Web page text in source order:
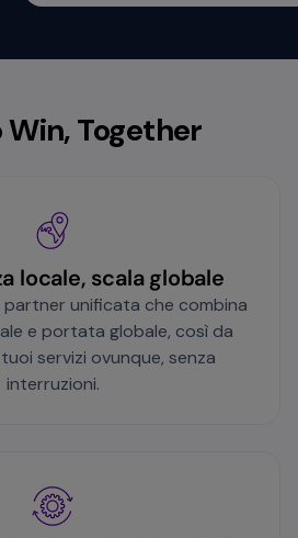
Together
locale, scala globale
unificata che combina
e portata globale, così da
servizi ovunque, senza
interruzioni.